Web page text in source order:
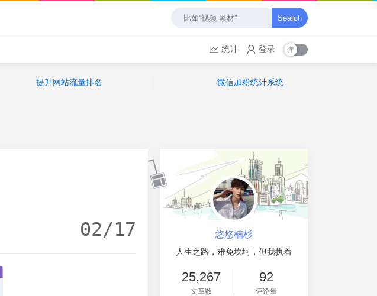
Search
统计 登录
提升网站流量排名 微信加粉统计系统
02/17 悠悠楠杉
人生之路，难免坎坷，但我执着
25,267
文章数
92
评论量